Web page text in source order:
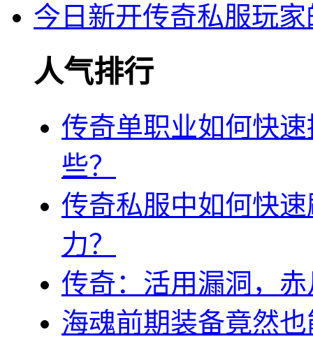
今日新开传奇私服玩
人气排行
传奇单职业如何快
些？
传奇私服中如何快
力？
传奇：活用漏洞，
海魂前期装备竟然